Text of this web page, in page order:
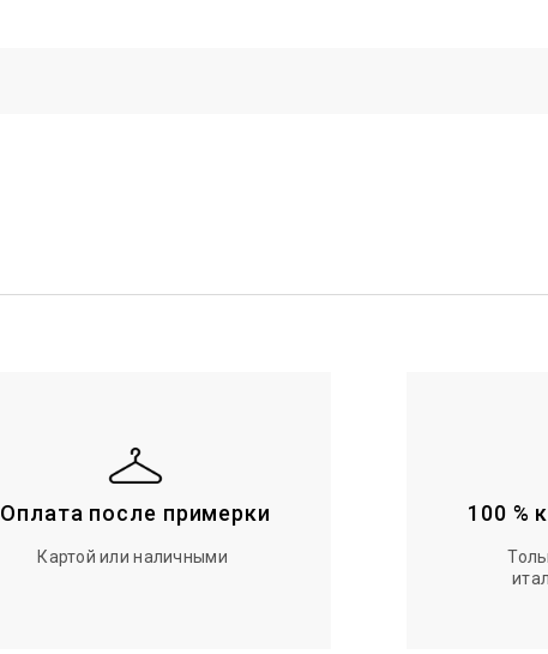
Оплата после примерки
Картой или наличными
100 %